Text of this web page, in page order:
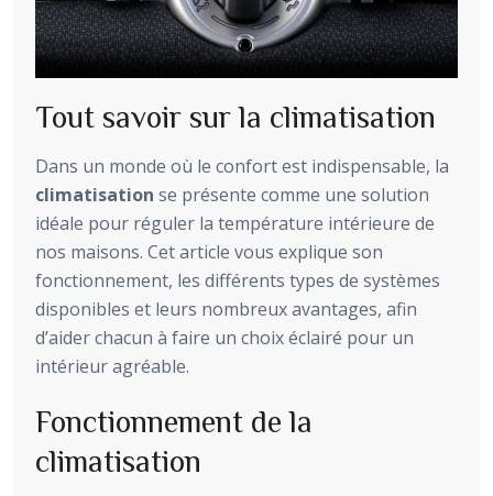
Tout savoir sur la climatisation
Dans un monde où le confort est indispensable, la
climatisation se présente comme une solution
idéale pour réguler la température intérieure de
nos maisons. Cet article vous explique son
fonctionnement, les différents types de systèmes
disponibles et leurs nombreux avantages, afin
d’aider chacun à faire un choix éclairé pour un
intérieur agréable.
Fonctionnement de la
climatisation